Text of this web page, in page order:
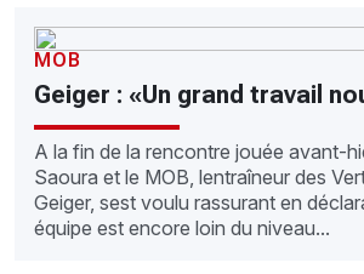
MOB
Geiger : «Un grand travail
A la fin de la rencontre jouée avant-
Saoura et le MOB, lentraîneur des
Geiger, sest voulu rassurant en
équipe est encore loin du niveau...